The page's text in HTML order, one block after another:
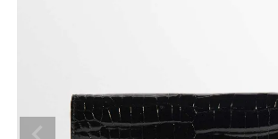
#キーワードキーワード #